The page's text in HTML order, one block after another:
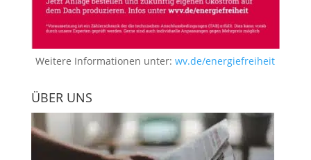
Weitere Informationen unter:wv.de/energiefreiheit
ÜBER UNS